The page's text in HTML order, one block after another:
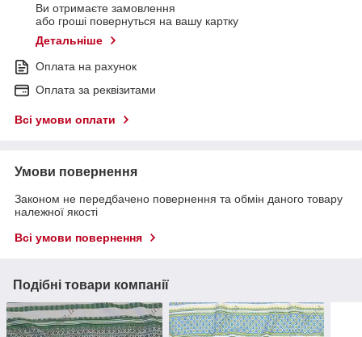
Ви отримаєте замовлення
або гроші повернуться на вашу картку
Детальніше
Оплата на рахунок
Оплата за реквізитами
Всі умови оплати
Умови повернення
Законом не передбачено повернення та обмін даного товару
належної якості
Всі умови повернення
Подібні товари компанії